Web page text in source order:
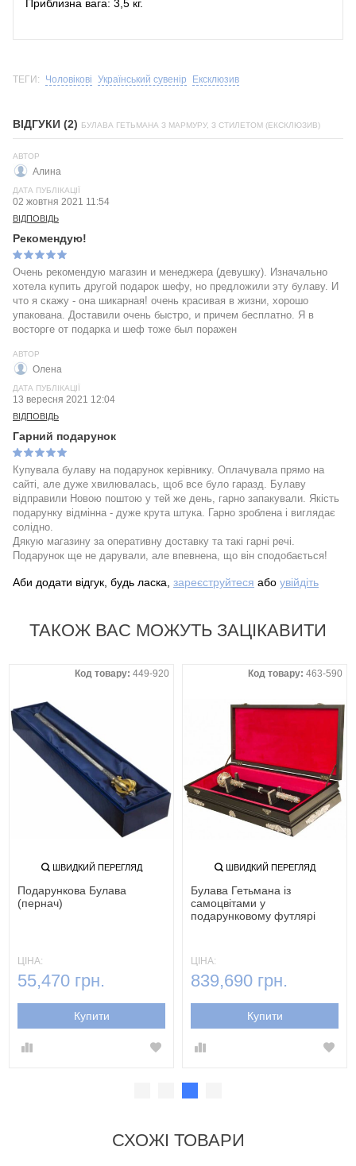
Приблизна вага: 3,5 кг.
ТЕГИ: Чоловікові Український сувенір Ексклюзив
ВІДГУКИ (2) БУЛАВА ГЕТЬМАНА З МАРМУРУ, З СТИЛЕТОМ (ЕКСКЛЮЗИВ)
АВТОР
Алина
ДАТА ПУБЛІКАЦІЇ
02 жовтня 2021 11:54
ВІДПОВІДЬ
Рекомендую!
Очень рекомендую магазин и менеджера (девушку). Изначально
хотела купить другой подарок шефу, но предложили эту булаву. И
что я скажу - она шикарная! очень красивая в жизни, хорошо
упакована. Доставили очень быстро, и причем бесплатно. Я в
восторге от подарка и шеф тоже был поражен
АВТОР
Олена
ДАТА ПУБЛІКАЦІЇ
13 вересня 2021 12:04
ВІДПОВІДЬ
Гарний подарунок
Купувала булаву на подарунок керівнику. Оплачувала прямо на
сайті, але дуже хвилювалась, щоб все було гаразд. Булаву
відправили Новою поштою у тей же день, гарно запакували. Якість
подарунку відмінна - дуже крута штука. Гарно зроблена і виглядає
солідно.
Дякую магазину за оперативну доставку та такі гарні речі.
Подарунок ще не дарували, але впевнена, що він сподобається!
Аби додати відгук, будь ласка, зареєструйтеся або увійдіть
ТАКОЖ ВАС МОЖУТЬ ЗАЦІКАВИТИ
Код товару: 449-920
ШВИДКИЙ ПЕРЕГЛЯД
Подарункова Булава
(пернач)
ЦІНА:
55,470 грн.
Купити
Код товару: 463-590
ШВИДКИЙ ПЕРЕГЛЯД
Булава Гетьмана із
самоцвітами у
подарунковому футлярі
ЦІНА:
839,690 грн.
Купити
СХОЖІ ТОВАРИ